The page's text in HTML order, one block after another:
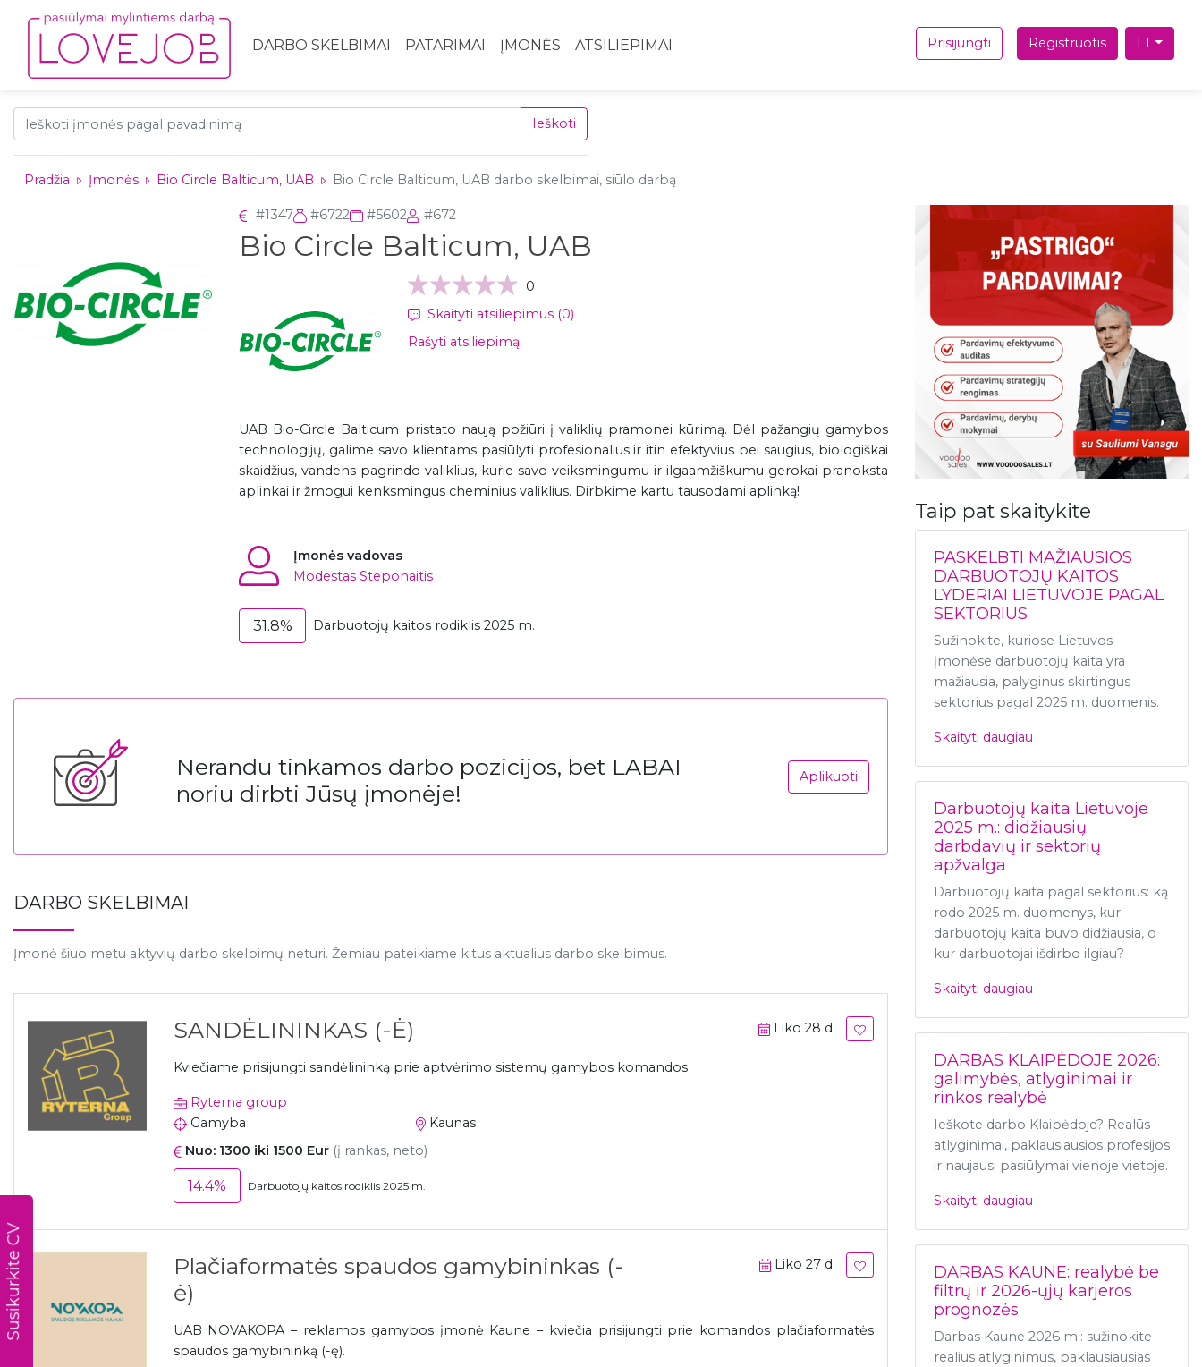
DARBO SKELBIMAI PATARIMAI ĮMONĖS ATSILIEPIMAI Prisijungti Registruotis LT
Susikurkite CV
Ieškoti
Pradžia Įmonės Bio Circle Balticum, UAB Bio Circle Balticum, UAB darbo skelbimai, siūlo darbą
#1347 #6722 #5602 #672
Bio Circle Balticum, UAB
0
Skaityti atsiliepimus (0)
Rašyti atsiliepimą
UAB Bio-Circle Balticum pristato naują požiūri į valiklių pramonei kūrimą. Dėl pažangių gamybos
technologijų, galime savo klientams pasiūlyti profesionalius ir itin efektyvius bei saugius, biologiškai
skaidžius, vandens pagrindo valiklius, kurie savo veiksmingumu ir ilgaamžiškumu gerokai pranoksta
aplinkai ir žmogui kenksmingus cheminius valiklius. Dirbkime kartu tausodami aplinką!
Įmonės vadovas
Modestas Steponaitis
31.8% Darbuotojų kaitos rodiklis 2025 m.
Nerandu tinkamos darbo pozicijos, bet LABAI
noriu dirbti Jūsų įmonėje!
Aplikuoti
DARBO SKELBIMAI
Įmonė šiuo metu aktyvių darbo skelbimų neturi. Žemiau pateikiame kitus aktualius darbo skelbimus.
SANDĖLININKAS (-Ė) Liko 28 d.
Kviečiame prisijungti sandėlininką prie aptvėrimo sistemų gamybos komandos
Ryterna group
Gamyba
Kaunas
Nuo: 1300 iki 1500 Eur (į rankas, neto)
14.4% Darbuotojų kaitos rodiklis 2025 m.
Plačiaformatės spaudos gamybininkas (-
ė)
Liko 27 d.
UAB NOVAKOPA – reklamos gamybos įmonė Kaune – kviečia prisijungti prie komandos plačiaformatės
spaudos gamybininką (-ę).
Taip pat skaitykite
PASKELBTI MAŽIAUSIOS
DARBUOTOJŲ KAITOS
LYDERIAI LIETUVOJE PAGAL
SEKTORIUS
Sužinokite, kuriose Lietuvos
įmonėse darbuotojų kaita yra
mažiausia, palyginus skirtingus
sektorius pagal 2025 m. duomenis.
Skaityti daugiau
Darbuotojų kaita Lietuvoje
2025 m.: didžiausių
darbdavių ir sektorių
apžvalga
Darbuotojų kaita pagal sektorius: ką
rodo 2025 m. duomenys, kur
darbuotojų kaita buvo didžiausia, o
kur darbuotojai išdirbo ilgiau?
Skaityti daugiau
DARBAS KLAIPĖDOJE 2026:
galimybės, atlyginimai ir
rinkos realybė
Ieškote darbo Klaipėdoje? Realūs
atlyginimai, paklausiausios profesijos
ir naujausi pasiūlymai vienoje vietoje.
Skaityti daugiau
DARBAS KAUNE: realybė be
filtrų ir 2026-ųjų karjeros
prognozės
Darbas Kaune 2026 m.: sužinokite
realius atlyginimus, paklausiausias